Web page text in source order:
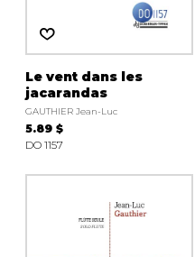
Le vent dans les
jacarandas
GAUTHIER Jean-Luc
5.89 $
DO 1157